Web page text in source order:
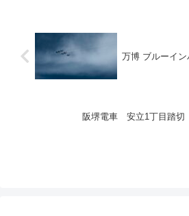
万博 ブルーイ
阪堺電車 安立1丁目踏切